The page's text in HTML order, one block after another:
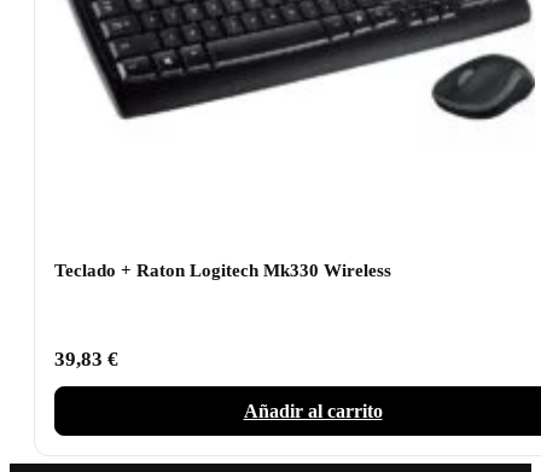
Teclado + Raton Logitech Mk330 Wireless
39,83 €
Añadir al carrito